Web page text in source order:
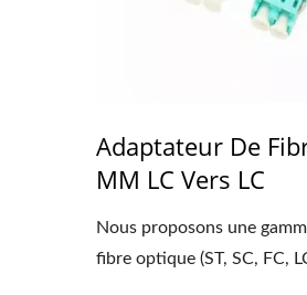
Adaptateur De
MM LC Vers LC
Nous proposons une
fibre optique (ST, SC, FC,